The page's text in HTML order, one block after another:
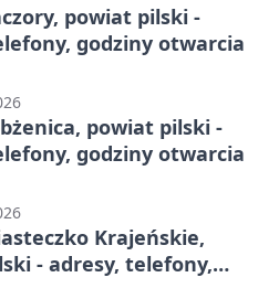
powiat pilski -
godziny otwarcia
powiat pilski -
godziny otwarcia
Krajeńskie,
- adresy, telefony,